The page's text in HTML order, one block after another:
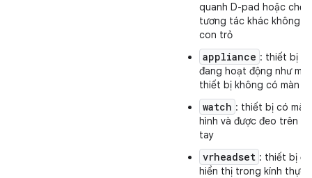
quanh D-pad hoặc chế
tương tác khác không
con trỏ
appliance : thiết bị
đang hoạt động như một
thiết bị không có màn
watch : thiết bị có màn
hình và được đeo trên cổ
tay
vrheadset : thiết bị
hiển thị trong kính thực